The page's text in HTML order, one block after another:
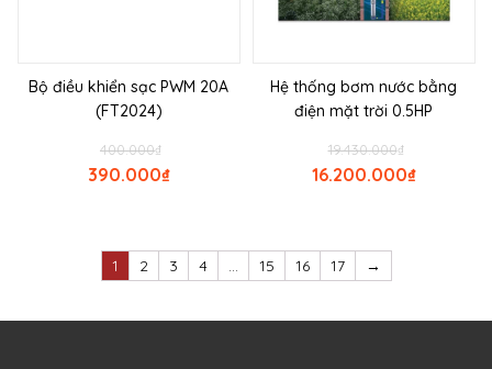
Bộ điều khiển sạc PWM 20A
(FT2024)
₫
400.000
₫
390.000
Hệ thống bơm nước bằng
điện mặt trời 0.5HP
₫
19.430.000
₫
16.200.000
1 2 3 4 … 15 16 17 →